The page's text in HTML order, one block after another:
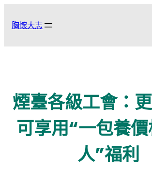
胸懷大志
煙臺各級工會：
可享用“一包養
人”福利